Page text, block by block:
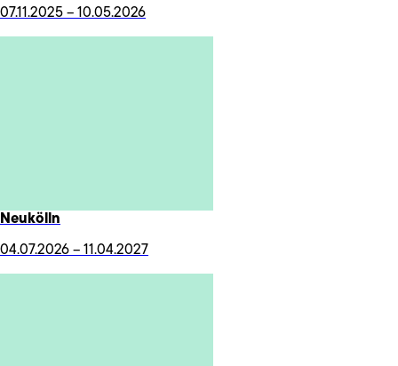
07.11.2025 – 10.05.2026
Neukölln
04.07.2026 – 11.04.2027